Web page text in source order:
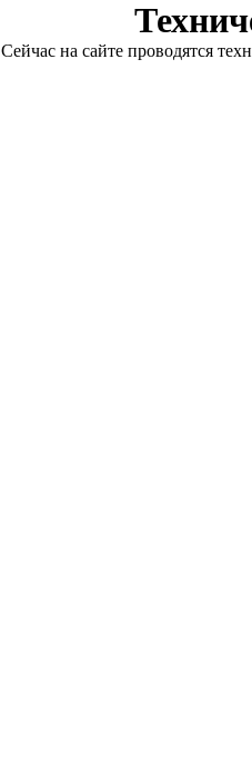
Сейчас на сайте проводятся